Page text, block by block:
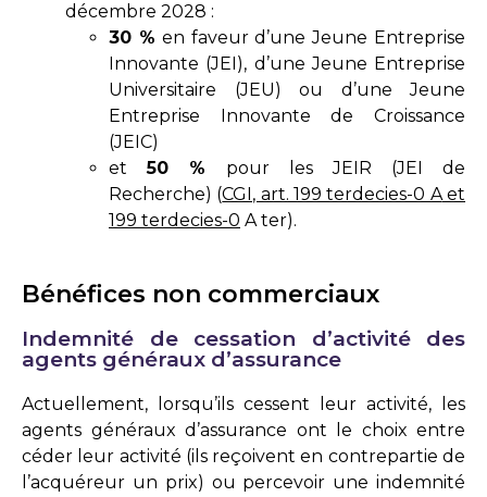
décembre 2028 :
30 % en faveur d’une Jeune Entreprise
Innovante (JEI), d’une Jeune Entreprise
Universitaire (JEU) ou d’une Jeune
Entreprise Innovante de Croissance
(JEIC)
et50 % pour les JEIR (JEI de
Recherche) (CGI, art. 199 terdecies-0 Aet
199 terdecies-0 A ter).
Bénéfices non commerciaux
Indemnité de cessation d’activité des
agents généraux d’assurance
Actuellement, lorsqu’ils cessent leur activité, les
agents généraux d’assurance ont le choix entre
céder leur activité (ils reçoivent en contrepartie de
l’acquéreur un prix) ou percevoir une indemnité